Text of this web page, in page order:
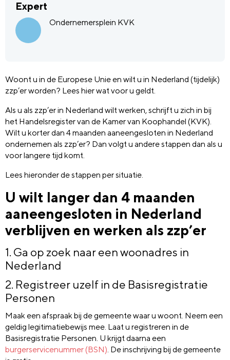
Expert
Ondernemersplein KVK
Woont u in de Europese Unie en wilt u in Nederland (tijdelijk)
zzp’er worden? Lees hier wat voor u geldt.
Als u als zzp’er in Nederland wilt werken, schrijft u zich in bij
het Handelsregister van de Kamer van Koophandel (KVK).
Wilt u korter dan 4 maanden aaneengesloten in Nederland
ondernemen als zzp’er? Dan volgt u andere stappen dan als u
voor langere tijd komt.
Lees hieronder de stappen per situatie.
U wilt langer dan 4 maanden
aaneengesloten in Nederland
verblijven en werken als zzp’er
1. Ga op zoek naar een woonadres in
Nederland
2. Registreer uzelf in de Basisregistratie
Personen
Maak een afspraak bij de gemeente waar u woont. Neem een
geldig legitimatiebewijs mee. Laat u registreren in de
Basisregistratie Personen. U krijgt daarna een
burgerservicenummer (BSN). De inschrijving bij de gemeente